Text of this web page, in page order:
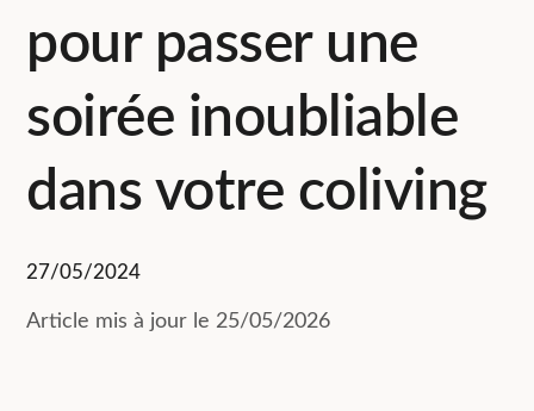
pour passer une
soirée inoubliable
dans votre coliving
27/05/2024
Article mis à jour le 25/05/2026